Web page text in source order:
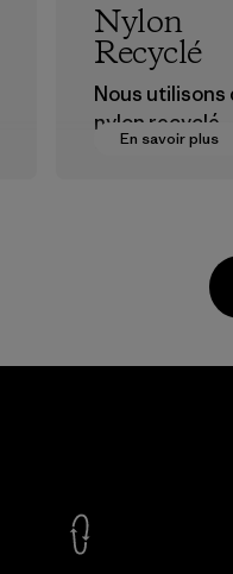
En savoir plus
Nylon
Recyclé
Nous utilisons
nylon recyclé
provenant de
de tissage et
matériaux